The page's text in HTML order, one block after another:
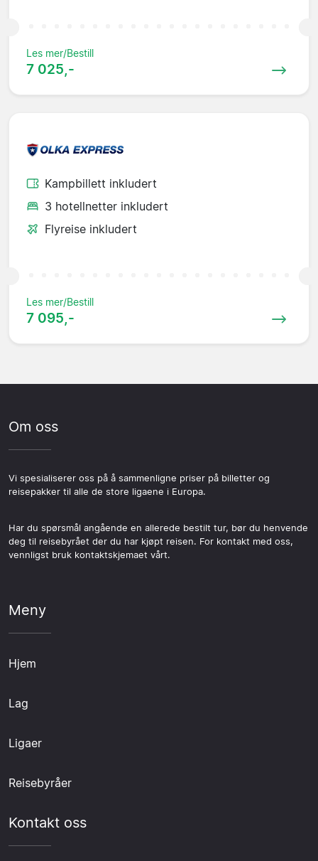
Les mer/Bestill
7 025,-
Kampbillett inkludert
3 hotellnetter inkludert
Flyreise inkludert
Les mer/Bestill
7 095,-
Om oss
Vi spesialiserer oss på å sammenligne priser på billetter og
reisepakker til alle de store ligaene i Europa.
Har du spørsmål angående en allerede bestilt tur, bør du henvende
deg til reisebyrået der du har kjøpt reisen. For kontakt med oss,
vennligst bruk kontaktskjemaet vårt.
Meny
Hjem
Lag
Ligaer
Reisebyråer
Kontakt oss